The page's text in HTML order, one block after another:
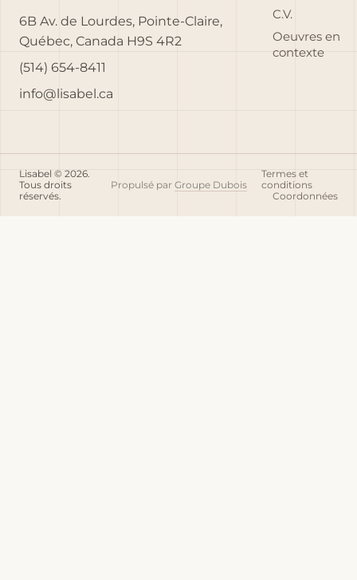
6B Av. de Lourdes, Pointe-Claire,
Québec, Canada H9S 4R2
(514) 654-8411
info@lisabel.ca
C.V.
Oeuvres en
contexte
Lisabel © 2026.
Tous droits
réservés.
Propulsé par Groupe Dubois
Termes et
conditions
Coordonnées